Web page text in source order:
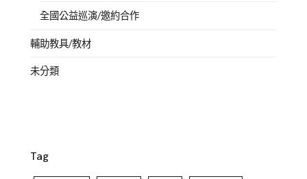
全國公益巡演/邀約合作
輔助教具/教材
未分類
Tag